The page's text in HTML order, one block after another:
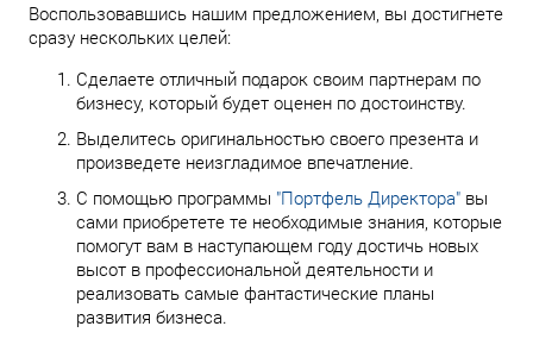
Воспользовавшись нашим предложением, вы достигнете
сразу нескольких целей:
Сделаете отличный подарок своим партнерам по
бизнесу, который будет оценен по достоинству.
Выделитесь оригинальностью своего презента и
произведете неизгладимое впечатление.
С помощью программы "Портфель Директора" вы
сами приобретете те необходимые знания, которые
помогут вам в наступающем году достичь новых
высот в профессиональной деятельности и
реализовать самые фантастические планы
развития бизнеса.